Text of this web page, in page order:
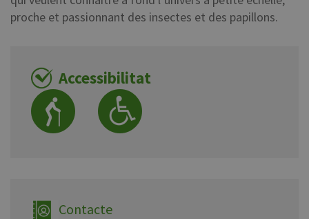
proche et passionnant des insectes et des papillons.
Accessibilitat
Contacte